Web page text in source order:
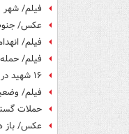
فیلم/ شهر
عکس/ جنوب
فیلم/
فیلم/
۱۶ شهید در حملات رژیم صهیونیستی به جنوب لبنان
فیلم/
حملات
عکس/ باز